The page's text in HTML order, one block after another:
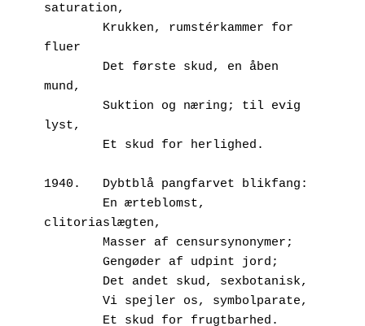
saturation,
fluer
mund,
lyst,
        Et skud for herlighed.
1940.	Dybtblå pangfarvet blikfang:
clitoriaslægten,
        Masser af censursynonymer;
        Gengøder af udpint jord;
        Det andet skud, sexbotanisk,
        Vi spejler os, symbolparate,
        Et skud for frugtbarhed.